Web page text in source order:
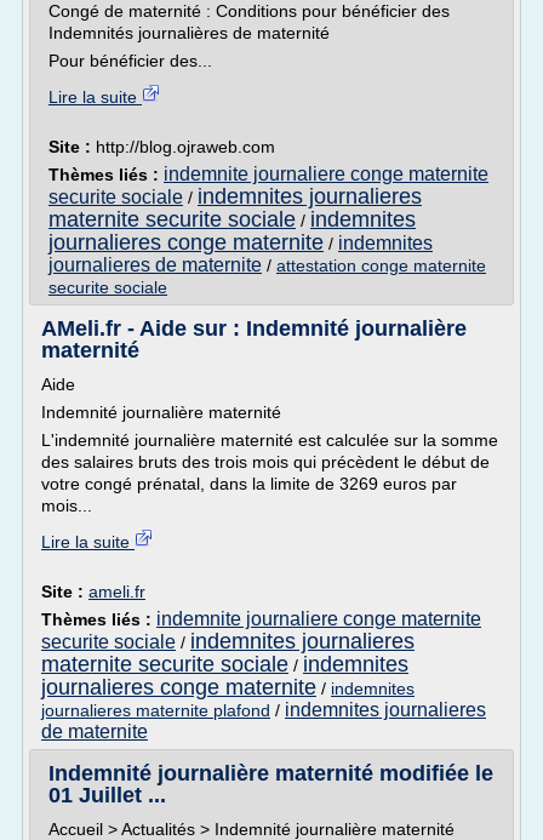
Congé de maternité : Conditions pour bénéficier des
Indemnités journalières de maternité
Pour bénéficier des...
Lire la suite
Site : http://blog.ojraweb.com
Thèmes liés : indemnite journaliere conge maternite
securite sociale / indemnites journalieres
maternite securite sociale / indemnites
journalieres conge maternite / indemnites
journalieres de maternite / attestation conge maternite
securite sociale
AMeli.fr - Aide sur : Indemnité journalière
maternité
Aide
Indemnité journalière maternité
L'indemnité journalière maternité est calculée sur la somme
des salaires bruts des trois mois qui précèdent le début de
votre congé prénatal, dans la limite de 3269 euros par
mois...
Lire la suite
Site : ameli.fr
Thèmes liés : indemnite journaliere conge maternite
securite sociale / indemnites journalieres
maternite securite sociale / indemnites
journalieres conge maternite / indemnites
journalieres maternite plafond / indemnites journalieres
de maternite
Indemnité journalière maternité modifiée le
01 Juillet ...
Accueil > Actualités > Indemnité journalière maternité